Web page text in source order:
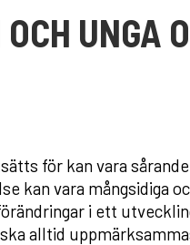
UNGA
för kan vara
kan vara mångsidiga
i ett
alltid